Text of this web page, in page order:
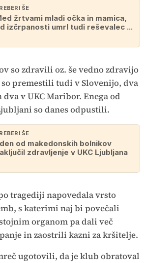
ŠE
žrtvami mladi očka in mamica,
izčrpanosti umrl tudi reševalec ...
so zdravili oz. še vedno zdravijo
premestili tudi v Slovenijo, dva
v UKC Maribor. Enega od
so danes odpustili.
ŠE
od makedonskih bolnikov
zdravljenje v UKC Ljubljana
tragediji napovedala vrsto
s katerimi naj bi povečali
organom pa dali več
in zaostrili kazni za kršitelje.
ugotovili, da je klub obratoval